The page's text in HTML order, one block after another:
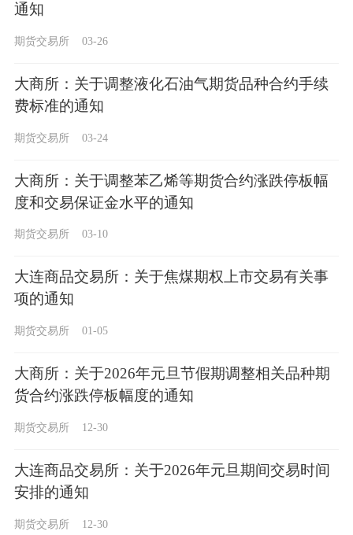
通知
期货交易所 03-26
大商所：关于调整液化石油气期货品种合约手续
费标准的通知
期货交易所 03-24
大商所：关于调整苯乙烯等期货合约涨跌停板幅
度和交易保证金水平的通知
期货交易所 03-10
大连商品交易所：关于焦煤期权上市交易有关事
项的通知
期货交易所 01-05
大商所：关于2026年元旦节假期调整相关品种期
货合约涨跌停板幅度的通知
期货交易所 12-30
大连商品交易所：关于2026年元旦期间交易时间
安排的通知
期货交易所 12-30